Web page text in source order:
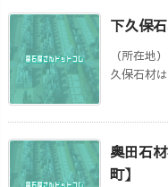
下久保
（所在地
久保石材
奥田石
町】